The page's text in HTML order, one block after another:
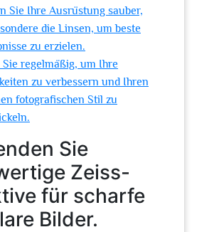
Sie Ihre Ausrüstung sauber,
die Linsen, um beste
zu erzielen.
Sie regelmäßig, um Ihre
zu verbessern und Ihren
fotografischen Stil zu
Sie
Zeiss-
für scharfe
Bilder.